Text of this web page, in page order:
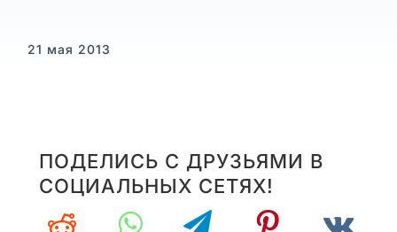
21 мая 2013
ПОДЕЛИСЬ С ДРУЗЬЯМИ В
СОЦИАЛЬНЫХ СЕТЯХ!